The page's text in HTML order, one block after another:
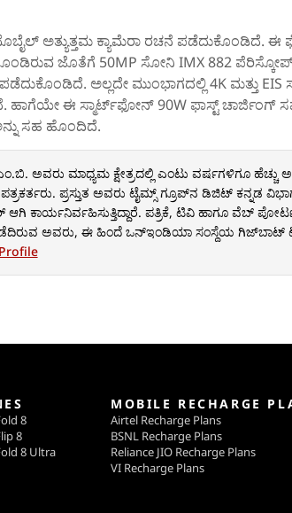
ಅತ್ಯುತ್ತಮ ಕ್ಯಾಮೆರಾ ರಚನೆ ಪಡೆದುಕೊಂಡಿದೆ.
ಜೊತೆಗೆ 50MP ಸೋನಿ IMX 882 ಪೆರಿಸ್ಕೋಪ್
ಅಲ್ಲದೇ ಮುಂಭಾಗದಲ್ಲಿ 4K ಮತ್ತು
ಹಾಗೆಯೇ ಈ ಸ್ಮಾರ್ಟ್‌ಫೋನ್ 90W ಫಾಸ್ಟ್‌
ಸಹ ಹೊಂದಿದೆ.
ಅವರು ಮಾಧ್ಯಮ ಕ್ಷೇತ್ರದಲ್ಲಿ ಎಂಟು ವರ್ಷಗಳಿಗೂ ಹೆಚ್ಚು
ಪ್ರಸ್ತುತ ಅವರು ಟೈಮ್ಸ್ ಗ್ರೂಪ್‌ನ ಡಿಜಿಟ್ ಕನ್ನಡ
ಕಾರ್ಯನಿರ್ವಹಿಸುತ್ತಿದ್ದಾರೆ. ಪತ್ರಿಕೆ, ಟಿವಿ ಹಾಗೂ ವೆಬ್
ಅವರು, ಈ ಹಿಂದೆ ಒನ್‌ಇಂಡಿಯಾ ಸಂಸ್ಥೆಯ ಗಿಜ್‌ಬಾಟ್
ಉಪಸಂಪಾದಕರಾಗಿ ಸೇವೆ ಸಲ್ಲಿಸಿದ್ದಾರೆ.
8
8
8 Ultra
MOBILE RECHARGE
Airtel Recharge Plans
BSNL Recharge Plans
Reliance JIO Recharge Plans
VI Recharge Plans